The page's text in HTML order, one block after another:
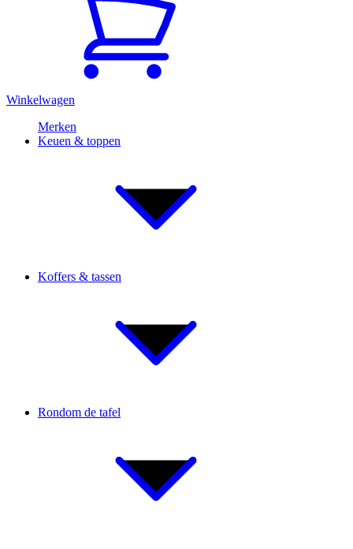
Winkelwagen
Merken
Keuen & toppen
Koffers & tassen
Rondom de tafel